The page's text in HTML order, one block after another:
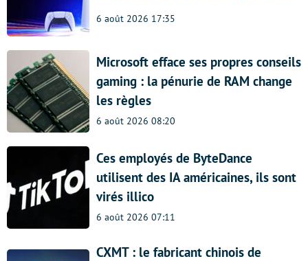
6 août 2026 17:35
Microsoft efface ses propres conseils
gaming : la pénurie de RAM change
les règles
6 août 2026 08:20
Ces employés de ByteDance
utilisent des IA américaines, ils sont
virés illico
6 août 2026 07:11
CXMT : le fabricant chinois de